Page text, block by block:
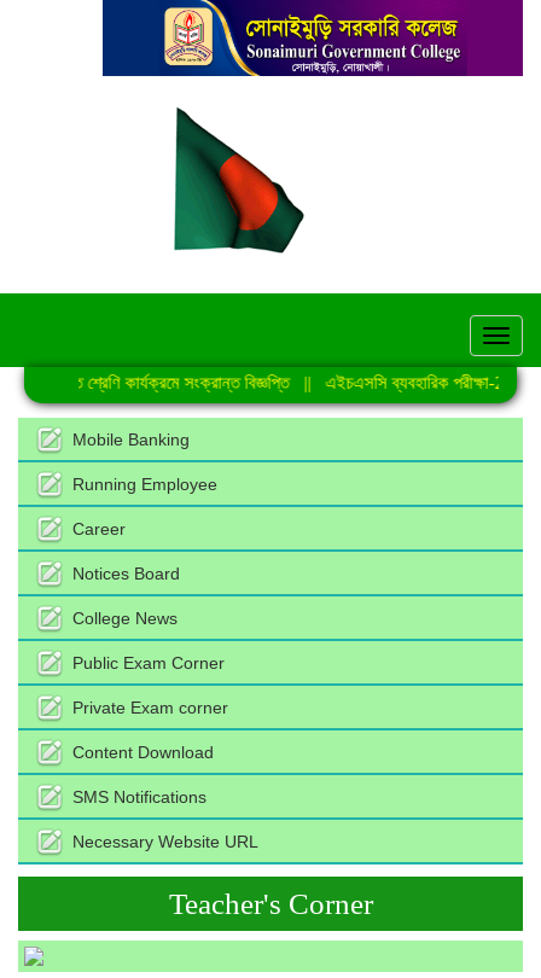
নিয়মিত শ্রেণি কার্যক্রমে সংক্রান্ত বিজ্ঞপ্তি||এইচএসসি ব্যবহারিক পরীক্ষা-2026
Mobile Banking
Running Employee
Career
Notices Board
College News
Public Exam Corner
Private Exam corner
Content Download
SMS Notifications
Necessary Website URL
Teacher's Corner